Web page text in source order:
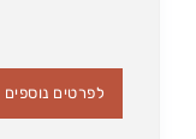
לפרטים נוספים